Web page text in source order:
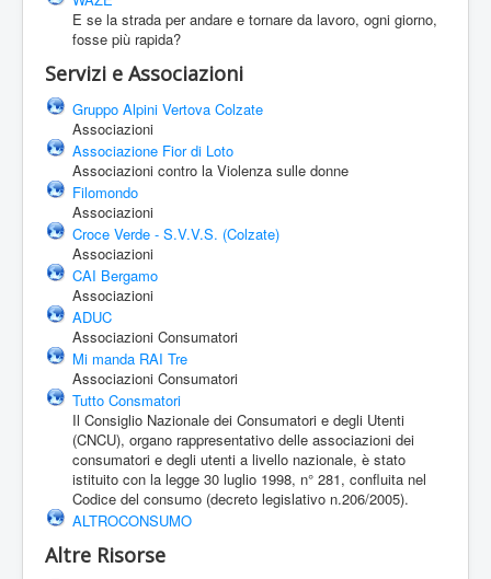
E se la strada per andare e tornare da lavoro, ogni giorno,
fosse più rapida?
Servizi e Associazioni
Gruppo Alpini Vertova Colzate
Associazioni
Associazione Fior di Loto
Associazioni contro la Violenza sulle donne
Filomondo
Associazioni
Croce Verde - S.V.V.S. (Colzate)
Associazioni
CAI Bergamo
Associazioni
ADUC
Associazioni Consumatori
Mi manda RAI Tre
Associazioni Consumatori
Tutto Consmatori
Il Consiglio Nazionale dei Consumatori e degli Utenti
(CNCU), organo rappresentativo delle associazioni dei
consumatori e degli utenti a livello nazionale, è stato
istituito con la legge 30 luglio 1998, n° 281, confluita nel
Codice del consumo (decreto legislativo n.206/2005).
ALTROCONSUMO
Altre Risorse